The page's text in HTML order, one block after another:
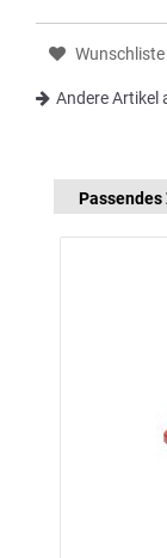
Wunschliste
Andere Artikel
Passendes